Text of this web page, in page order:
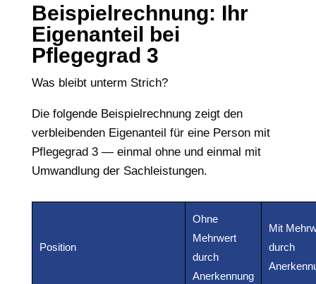
Beispielrechnung: Ihr
Eigenanteil bei
Pflegegrad 3
Was bleibt unterm Strich?
Die folgende Beispielrechnung zeigt den
verbleibenden Eigenanteil für eine Person mit
Pflegegrad 3 — einmal ohne und einmal mit
Umwandlung der Sachleistungen.
Position
Ohne
Mehrwert
durch
Anerkennung
Mit
durch